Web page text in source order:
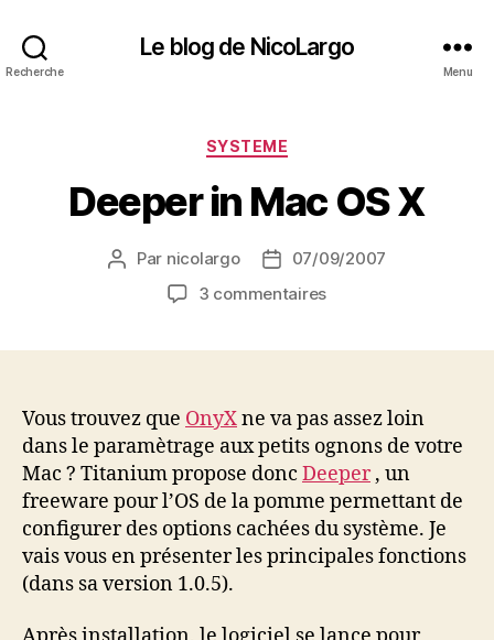
Recherche
Le blog de NicoLargo
Menu
Catégories
SYSTEME
Deeper in Mac OS X
Auteur
Par nicolargo
Date07/09/2007
3 commentairessur
X
Vous trouvez que OnyXne va pas assez loin
dans le paramètrage aux petits ognons de votre
Mac ? Titanium propose donc Deeper, un
freeware pour l’OS de la pomme permettant de
configurer des options cachées du système. Je
vais vous en présenter les principales fonctions
(dans sa version 1.0.5).